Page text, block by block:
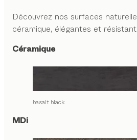
Découvrez nos surfaces
céramique, élégantes et
Céramique
basalt black
MDi